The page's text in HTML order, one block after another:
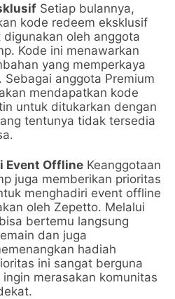
Setiap bulannya,
kode redeem eksklusif
oleh anggota
Kode ini menawarkan
yang memperkaya
Sebagai anggota Premium
mendapatkan kode
untuk ditukarkan dengan
tentunya tidak tersedia
Event Offline Keanggotaan
juga memberikan prioritas
menghadiri event offline
oleh Zepetto. Melalui
bertemu langsung
dan juga
hadiah
ini sangat berguna
merasakan komunitas